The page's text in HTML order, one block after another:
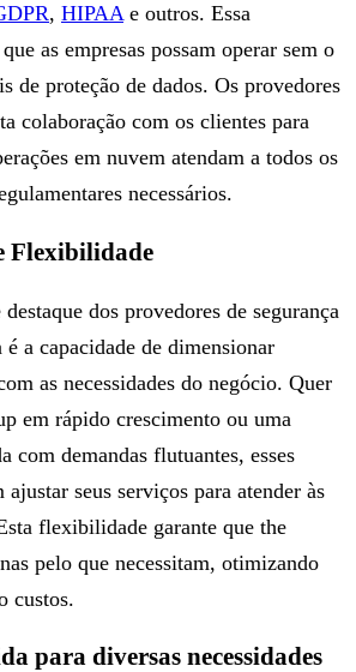
, HIPAAe outros. Essa
as empresas possam operar sem o
de proteção de dados. Os provedores
colaboração com os clientes para
em nuvem atendam a todos os
necessários.
Flexibilidade
dos provedores de segurança
a capacidade de dimensionar
as necessidades do negócio. Quer
em rápido crescimento ou uma
com demandas flutuantes, esses
ajustar seus serviços para atender às
flexibilidade garante que the
pelo que necessitam, otimizando
custos.
para diversas necessidades